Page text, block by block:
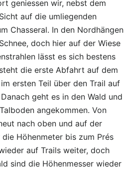
geniessen wir, nebst dem
auf die umliegenden
Chasseral. In den Nordhängen
doch hier auf der Wiese
lässt es sich bestens
die erste Abfahrt auf dem
ersten Teil über den Trail auf
geht es in den Wald und
angekommen. Von
nach oben und auf der
Höhenmeter bis zum Prés
auf Trails weiter, doch
sind die Höhenmesser wieder